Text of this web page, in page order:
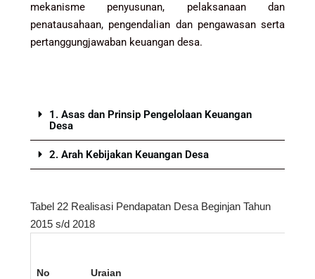
mekanisme penyusunan, pelaksanaan dan
penatausahaan, pengendalian dan pengawasan serta
pertanggungjawaban keuangan desa.
1. Asas dan Prinsip Pengelolaan Keuangan
Desa
2. Arah Kebijakan Keuangan Desa
Tabel 22 Realisasi Pendapatan Desa Beginjan Tahun
2015 s/d 2018
No Uraian